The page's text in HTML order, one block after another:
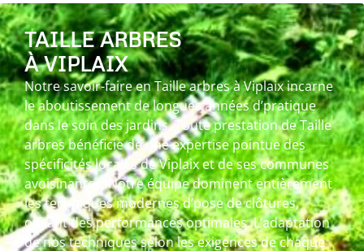
TAILLE ARBRES
À VIPLAIX
Notre savoir-faire en Taille arbres à Viplaix incarne
le aboutissement de longues années d’pratique
dans le soin des jardins. Toute prestation de Taille
arbres bénéficie de une expertise pointue des
spécificités locales de Viplaix et de ses communes
avoisinantes. Notre équipe dominent entièrement
les techniques modernes d’pose de clôtures,
offrant des performances optimales. L’adaptation
de nos techniques selon les exigences de chaque